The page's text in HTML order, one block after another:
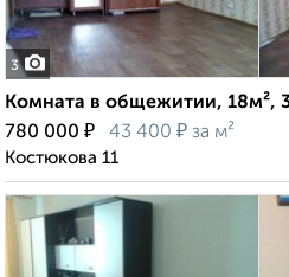
3
Комната в общежитии, 18м²,
780 000 ₽ 43 400 ₽ за м²
Костюкова 11